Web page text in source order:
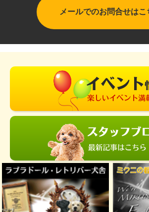
メールでのお問合せはこ